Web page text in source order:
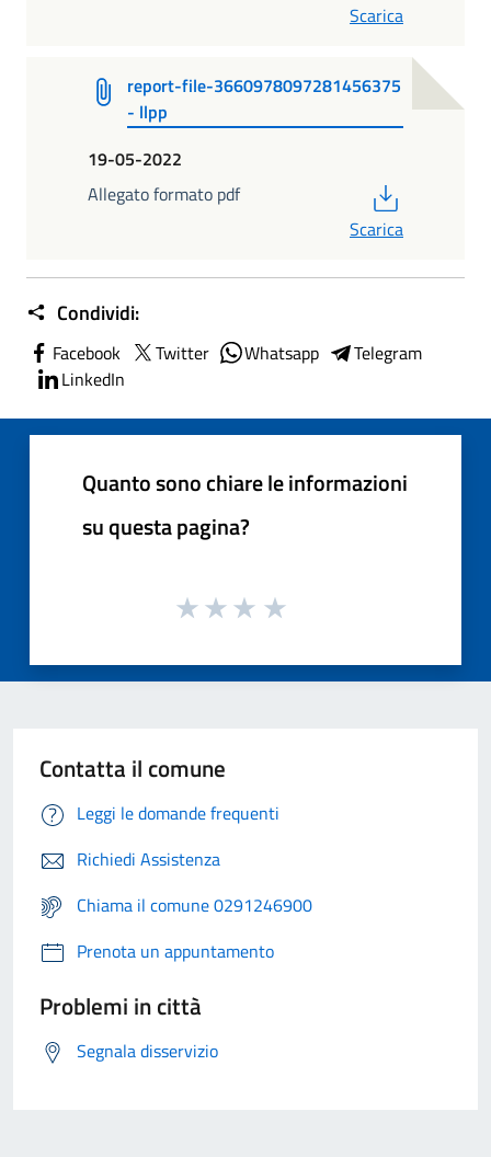
Scarica
report-file-3660978097281456375
- llpp
19-05-2022
Allegato formato pdf
Scarica
Condividi:
Facebook Twitter Whatsapp
Telegram
LinkedIn
Quanto sono chiare le informazioni
su questa pagina?
Contatta il comune
Leggi le domande frequenti
Richiedi Assistenza
Chiama il comune 0291246900
Prenota un appuntamento
Problemi in città
Segnala disservizio